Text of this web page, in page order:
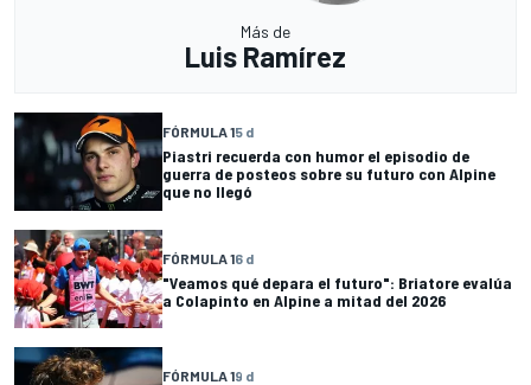
Más de
Luis Ramírez
FÓRMULA 15 d
Piastri recuerda con humor el episodio de
guerra de posteos sobre su futuro con Alpine
que no llegó
FÓRMULA 16 d
"Veamos qué depara el futuro": Briatore evalúa
a Colapinto en Alpine a mitad del 2026
FÓRMULA 19 d